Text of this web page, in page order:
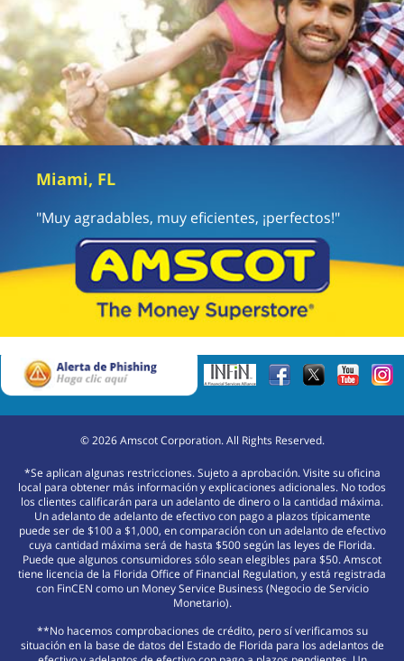
Miami, FL
"Muy agradables, muy eficientes, ¡perfectos!"
©2026Amscot Corporation. All Rights Reserved.
*Se aplican algunas restricciones. Sujeto a aprobación. Visite su oficina
local para obtener más información y explicaciones adicionales. No todos
los clientes calificarán para un adelanto de dinero o la cantidad máxima.
Un adelanto de adelanto de efectivo con pago a plazos típicamente
puede ser de $100 a $1,000, en comparación con un adelanto de efectivo
cuya cantidad máxima será de hasta $500 según las leyes de Florida.
Puede que algunos consumidores sólo sean elegibles para $50. Amscot
tiene licencia de la Florida Office of Financial Regulation, y está registrada
con FinCEN como un Money Service Business (Negocio de Servicio
Monetario).
**No hacemos comprobaciones de crédito, pero sí verificamos su
situación en la base de datos del Estado de Florida para los adelantos de